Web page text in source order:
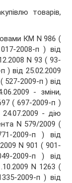
товарів,
КМ N 986 (
2008-п ) від
N 93 ( 93-
) від 25.02.2009
527-2009-п ) від
- зміни,
( 697-2009-п )
- дію
N 579/2009 (
2009-п ) від
N 901 ( 901-
2009-п ) від
N 1263 (
2009-п ) від